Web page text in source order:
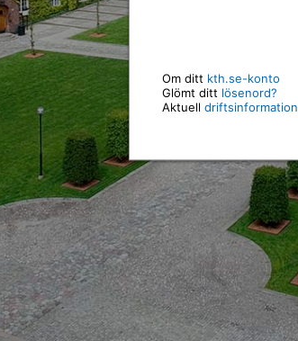
Om ditt kth.se-konto
Glömt ditt lösenord?
Aktuell driftsinformation